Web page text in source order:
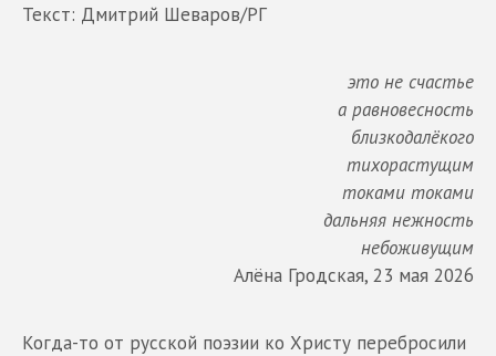
Текст: Дмитрий Шеваров/РГ
это не счастье
а равновесность
близкодалёкого
тихорастущим
токами токами
дальняя нежность
небоживущим
Алёна Гродская, 23 мая 2026
Когда-то от русской поэзии ко Христу перебросили